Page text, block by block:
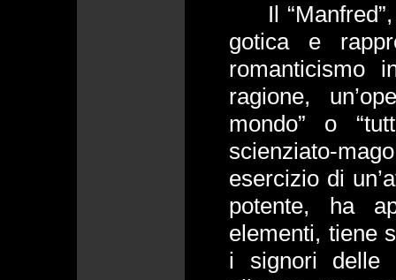
Il “Manfred”,
gotica e
romanticismo
ragione,
mondo” o
scienziato-
esercizio di
potente, ha
elementi, tiene
i signori delle